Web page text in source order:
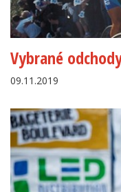
Vybrané
09.11.2019